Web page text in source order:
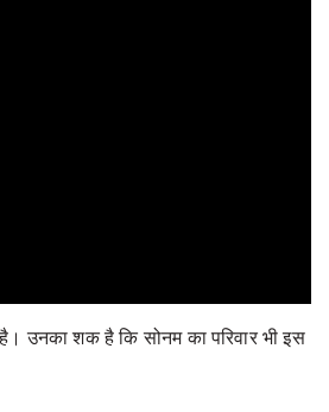
उनका शक है कि सोनम का परिवार भी इस